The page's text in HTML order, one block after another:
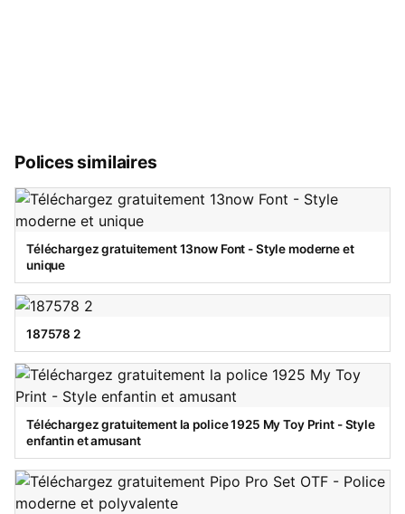
Polices similaires
Téléchargez gratuitement 13now Font - Style moderne et
unique
187578 2
Téléchargez gratuitement la police 1925 My Toy Print - Style
enfantin et amusant